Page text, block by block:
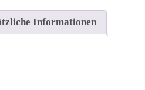
Informationen